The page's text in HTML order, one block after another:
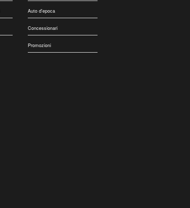
Auto d'epoca
Concessionari
Promozioni